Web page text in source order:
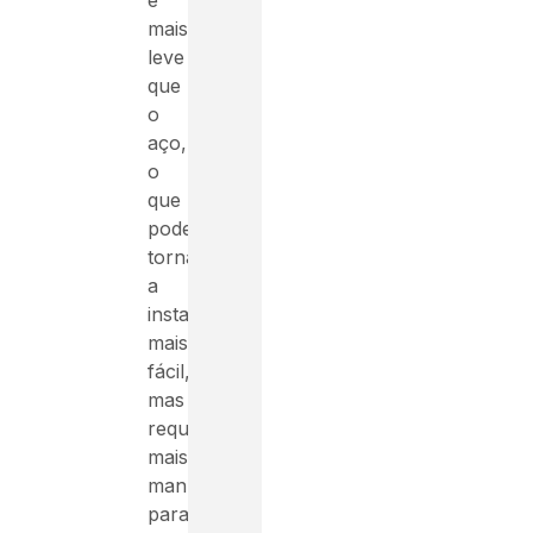
mais
leve
que
o
aço,
o
que
pode
tornar
a
instalação
mais
fácil,
mas
requer
mais
manutenção
para